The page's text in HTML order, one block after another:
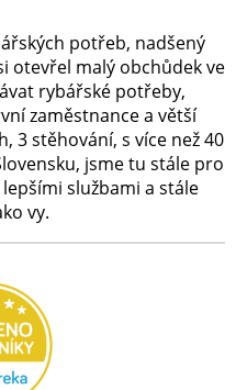
potřeb, nadšený
otevřel malý obchůdek ve
rybářské potřeby,
zaměstnance a větší
3 stěhování, s více než 40
jsme tu stále pro
službami a stále
vy.